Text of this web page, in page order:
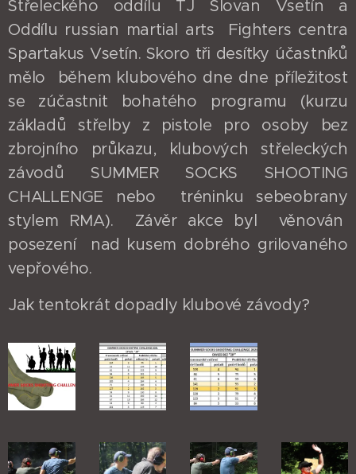
Střeleckého oddílu TJ Slovan Vsetín a
Oddílu russian martial arts Fighters centra
Spartakus Vsetín. Skoro tři desítky účastníků
mělo během klubového dne dne příležitost
se zúčastnit bohatého programu (kurzu
základů střelby z pistole pro osoby bez
zbrojního průkazu, klubových střeleckých
závodů SUMMER SOCKS SHOOTING
CHALLENGE nebo tréninku sebeobrany
stylem RMA). Závěr akce byl věnován
posezení nad kusem dobrého grilovaného
vepřového.
Jak tentokrát dopadly klubové závody?